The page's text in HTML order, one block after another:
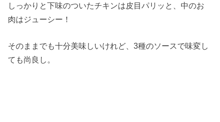
しっかりと下味のついたチキンは皮目パリッと、中のお
肉はジューシー！
そのままでも十分美味しいけれど、3種のソースで味変し
ても尚良し。